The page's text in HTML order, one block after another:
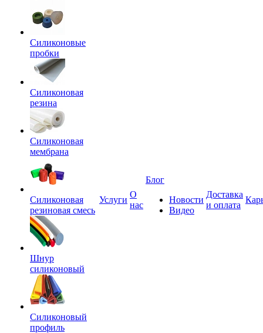
Силиконовые
пробки
Силиконовая
резина
Силиконовая
мембрана
Силиконовая
резиновая смесь
Шнур
силиконовый
Силиконовый
профиль
Услуги
О
нас
Блог
Новости
Видео
Доставка
и оплата